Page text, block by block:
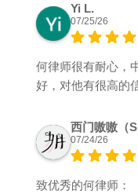
Yi L.
07/25/26
何律师很有耐心，
好，对他有很高的
西门嗷嗷（
07/24/26
致优秀的何律师：